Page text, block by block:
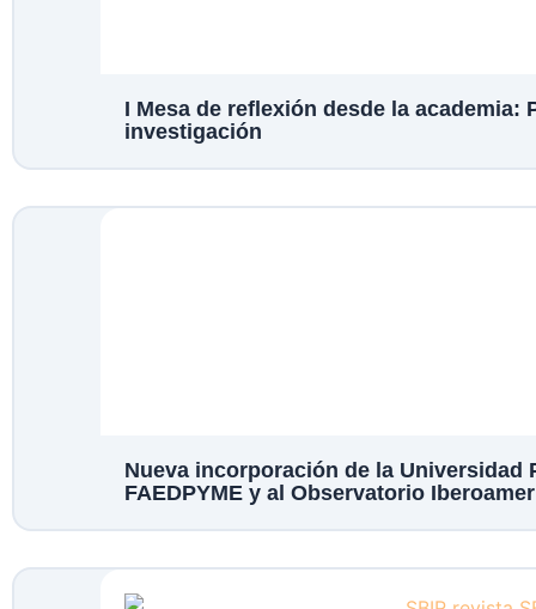
I Mesa de reflexión desde la
investigación
Nueva incorporación de la Universidad
FAEDPYME y al Observatorio